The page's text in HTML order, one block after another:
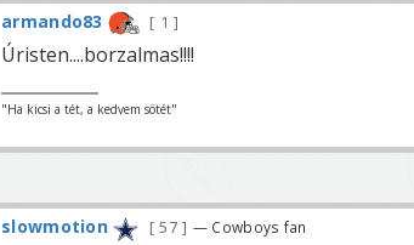
armando83 1
Úristen....borzalmas!!!!
"Ha kicsi a tét, a kedvem sötét"
slowmotion 57 — Cowboys fan